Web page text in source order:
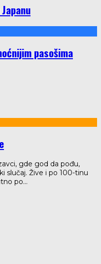
pasošima
gde god da pođu,
slučaj. Žive i po 100-tinu
po...